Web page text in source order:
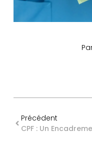
Précédent